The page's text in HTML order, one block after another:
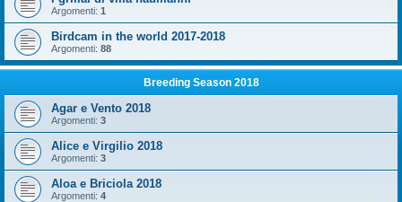
Argomenti: 1
Birdcam in the world 2017-2018
Argomenti: 88
Breeding Season 2018
Agar e Vento 2018
Argomenti: 3
Alice e Virgilio 2018
Argomenti: 3
Aloa e Briciola 2018
Argomenti: 4